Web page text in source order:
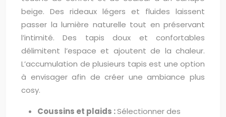
beige. Des rideaux légers et fluides laissent
passer la lumière naturelle tout en préservant
l’intimité. Des tapis doux et confortables
délimitent l’espace et ajoutent de la chaleur.
L’accumulation de plusieurs tapis est une option
à envisager afin de créer une ambiance plus
cosy.
Coussins et plaids :Sélectionner des